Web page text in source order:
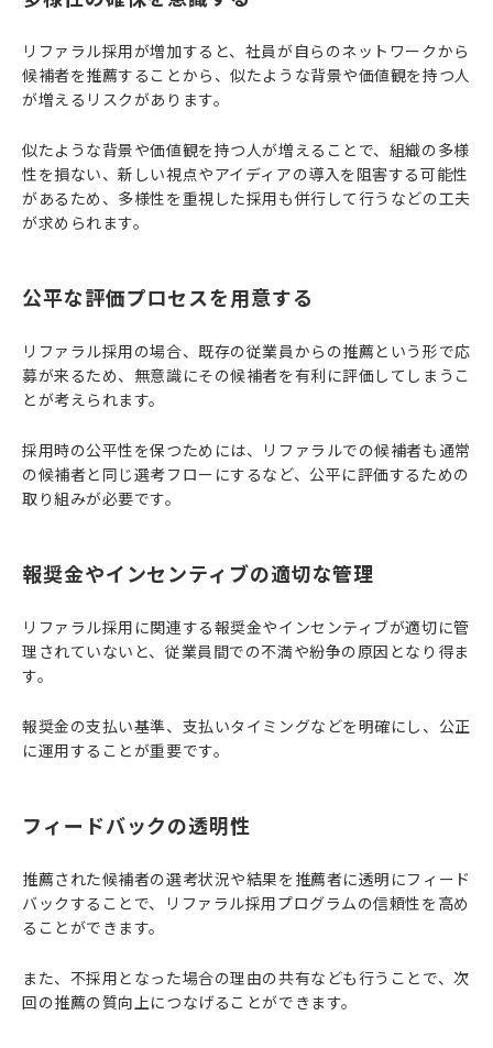
リファラル採用が増加すると、社員が自らのネットワークから
候補者を推薦することから、似たような背景や価値観を持つ人
が増えるリスクがあります。
似たような背景や価値観を持つ人が増えることで、組織の多様
性を損ない、新しい視点やアイディアの導入を阻害する可能性
があるため、多様性を重視した採用も併行して行うなどの工夫
が求められます。
公平な評価プロセスを用意する
リファラル採用の場合、既存の従業員からの推薦という形で応
募が来るため、無意識にその候補者を有利に評価してしまうこ
とが考えられます。
採用時の公平性を保つためには、リファラルでの候補者も通常
の候補者と同じ選考フローにするなど、公平に評価するための
取り組みが必要です。
報奨金やインセンティブの適切な管理
リファラル採用に関連する報奨金やインセンティブが適切に管
理されていないと、従業員間での不満や紛争の原因となり得ま
す。
報奨金の支払い基準、支払いタイミングなどを明確にし、公正
に運用することが重要です。
フィードバックの透明性
推薦された候補者の選考状況や結果を推薦者に透明にフィード
バックすることで、リファラル採用プログラムの信頼性を高め
ることができます。
また、不採用となった場合の理由の共有なども行うことで、次
回の推薦の質向上につなげることができます。